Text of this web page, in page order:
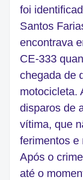
foi
Santos
encontrava
CE-333
chegada de
motocicleta.
disparos de
vítima, que
ferimentos e
Após o
até o